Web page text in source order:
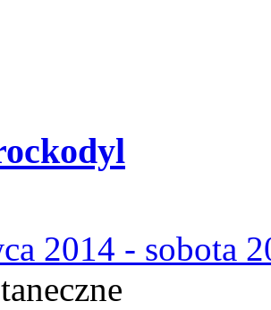
2014 - sobota